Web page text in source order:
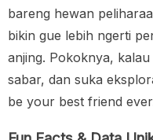
bareng hewan
bikin gue lebih ngerti
anjing. Pokoknya,
sabar, dan suka
be your best friend